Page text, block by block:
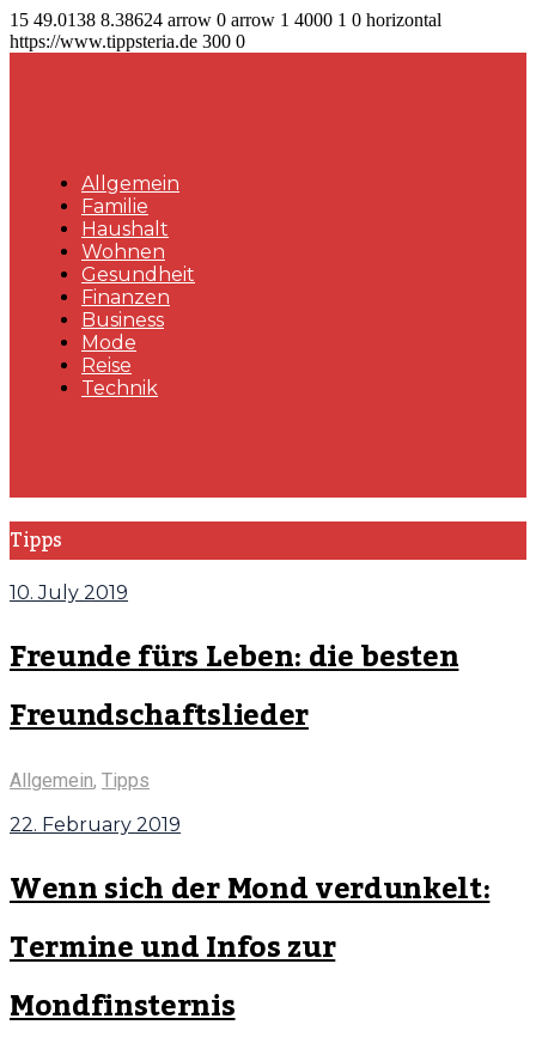
15 49.0138 8.38624 arrow 0 arrow 1 4000 1 0 horizontal
https://www.tippsteria.de 300 0
Allgemein
Familie
Haushalt
Wohnen
Gesundheit
Finanzen
Business
Mode
Reise
Technik
Tipps
10. July 2019
Freunde fürs Leben: die besten
Freundschaftslieder
Allgemein, Tipps
22. February 2019
Wenn sich der Mond verdunkelt:
Termine und Infos zur
Mondfinsternis